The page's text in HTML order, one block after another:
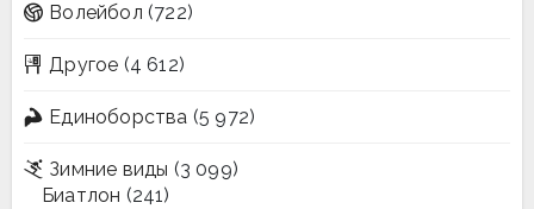
Волейбол (722)
Другое (4 612)
Единоборства (5 972)
Зимние виды (3 099)
Биатлон (241)